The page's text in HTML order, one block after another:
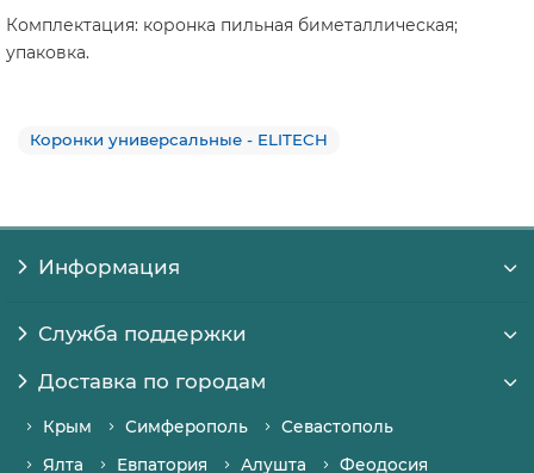
Комплектация: коронка пильная биметаллическая;
упаковка.
Коронки универсальные - ELITECH
Информация
Служба поддержки
Доставка по городам
Крым Симферополь
Севастополь
Ялта
Евпатория Алушта
Феодосия